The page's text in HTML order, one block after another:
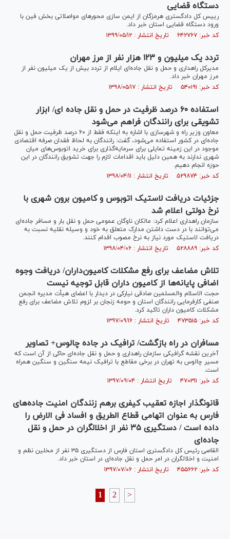
دستگاه قضایی
رییس کل دادگستری هرمزگان از ایمن سازی محور‌های مواصلاتی بخش فین با
ورود دستگاه قضایی استان خبر داد.
کد خبر: ۶۴۲۷۶۷ تاریخ انتشار : ۱۳۹۹/۰۵/۱۲
تردد یک میلیون و ۱۲۳ هزار نفر از مرز مهران
مدیرکل راهداری و حمل و نقل جاده‌ای ایلام از تردد بیش از یک میلیون نفر از
مرز مهران خبر داد.
کد خبر: ۵۴۰۱۹۱ تاریخ انتشار : ۱۳۹۸/۰۵/۱۷
استفاده ۶۰ درصد ظرفیت در حمل و نقل جاده ای/ ابزار
تشویقی برای رانندگان فراهم می‌شود
معاون وزیر راه و شهرسازی با اشاره به اینکه فقط از ۶۰ درصد ظرفیت حمل و نقل
جاده‌ای در کشور استفاده می‌شود، گفت: رانندگان به لحاظ فقدان صرفه اقتصادی
موجود در این زمینه تمایلی برای سرمایه‌گذاری برای خرید اتوبوس‌های میان
شهری ندارند به همین دلیل باید اقدامات لازم را جهت تشویق رانندگان در این
حوزه انجام دهیم.
کد خبر: ۵۲۹۸۷۴ تاریخ انتشار : ۱۳۹۸/۰۴/۱۱
جزئیات دریافت لاستیک اتوبوس و کامیون برون شهری با
نرخ دولتی اعلام شد
سازمان راهداری اعلام کرد: مالکان ناوگان عمومی حمل و نقل بار و مسافر جاده‌ای
می‌توانند با در دست داشتن مدارک متعلق به خود و وسیله نقلیه نسبت به
دریافت لاستیک مورد نیاز به نرخ مصوب اقدام کنند.
کد خبر: ۵۲۸۸۸۹ تاریخ انتشار : ۱۳۹۸/۰۴/۰۶
تلاش مضاعف برای رفع مشکلات کامیون‌داران/ دریافت وجوه
اضافی پایانه‌ها از کامیون داران قابل توجیه نیست
حجت الاسلام والمسلمین صادقی نیارکی در دیدار با اعضای هیأت مدیره انجمن
صنفی کارفرمایی رانندگان استان و حومه زنجان بر لزوم تلاش مضاعف برای رفع
مشکلات کامیون داران تاکید کرد.
کد خبر: ۴۷۳۵۱۵ تاریخ انتشار : ۱۳۹۷/۰۹/۱۶
مسافران در راه بازگشت/ ترافیک در جاده چالوس+ تصاویر
آخرین نقشه گرافیکی سازمان راهداری و حمل و نقل جاده‌ای حاکی از آن است که
مسیر چالوس به تهران در برخی مقاطع با ترافیک نیمه سنگین و سنگین همراه
است.
کد خبر: ۴۷۰۳۱۱ تاریخ انتشار : ۱۳۹۷/۰۹/۰۴
قانونگذار اجازه تعقیب کیفری برهم زنندگان امنیت جاده‌های
فارس به عنوان اتهامی قطاع الطریق و افساد فی الارض را
داده است / دستگیری ۳۵ نفر از اخلالگران در حمل و نقل
جاده‌ای
القاصی رئیس کل دادگستری استان فارس از دستگیری ۳۵ نفر از مخلین نظم و
امنیت و اخلالگران در امر حمل و نقل جاده‌ای در استان خبر داد.
کد خبر: ۴۵۵۶۶۲ تاریخ انتشار : ۱۳۹۷/۰۷/۰۶
1 2 >